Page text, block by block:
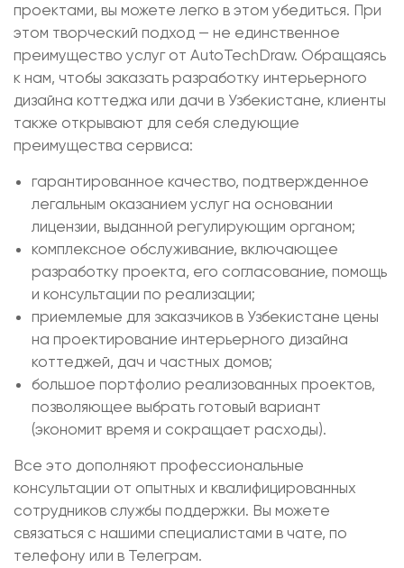
проектами, вы можете легко в этом убедиться. При
этом творческий подход — не единственное
преимущество услуг от AutoTechDraw. Обращаясь
к нам, чтобы заказать разработку интерьерного
дизайна коттеджа или дачи в Узбекистане, клиенты
также открывают для себя следующие
преимущества сервиса:
гарантированное качество, подтвержденное
легальным оказанием услуг на основании
лицензии, выданной регулирующим органом;
комплексное обслуживание, включающее
разработку проекта, его согласование, помощь
и консультации по реализации;
приемлемые для заказчиков в Узбекистане цены
на проектирование интерьерного дизайна
коттеджей, дач и частных домов;
большое портфолио реализованных проектов,
позволяющее выбрать готовый вариант
(экономит время и сокращает расходы).
Все это дополняют профессиональные
консультации от опытных и квалифицированных
сотрудников службы поддержки. Вы можете
связаться с нашими специалистами в чате, по
телефону или в Телеграм.